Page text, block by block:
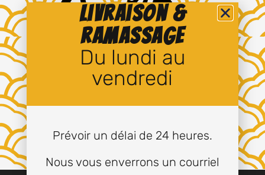
Livraison &
ramassage
Du lundi au
vendredi
Prévoir un délai de 24 heures.
Nous vous enverrons un courriel